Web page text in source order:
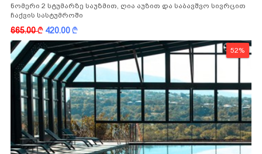
ნომერი 2 სტუმარზე საუზმით, ღია აუზით და საბავშვო სივრცით
ჩაქვის სასტუმროში
665.00k 420.00k
52%